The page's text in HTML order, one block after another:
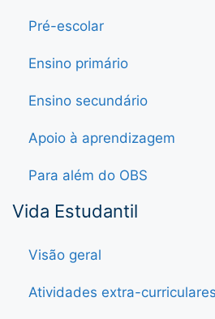
Pré-escolar
Ensino primário
Ensino secundário
Apoio à aprendizagem
Para além do OBS
Vida Estudantil
Visão geral
Atividades extra-curriculares